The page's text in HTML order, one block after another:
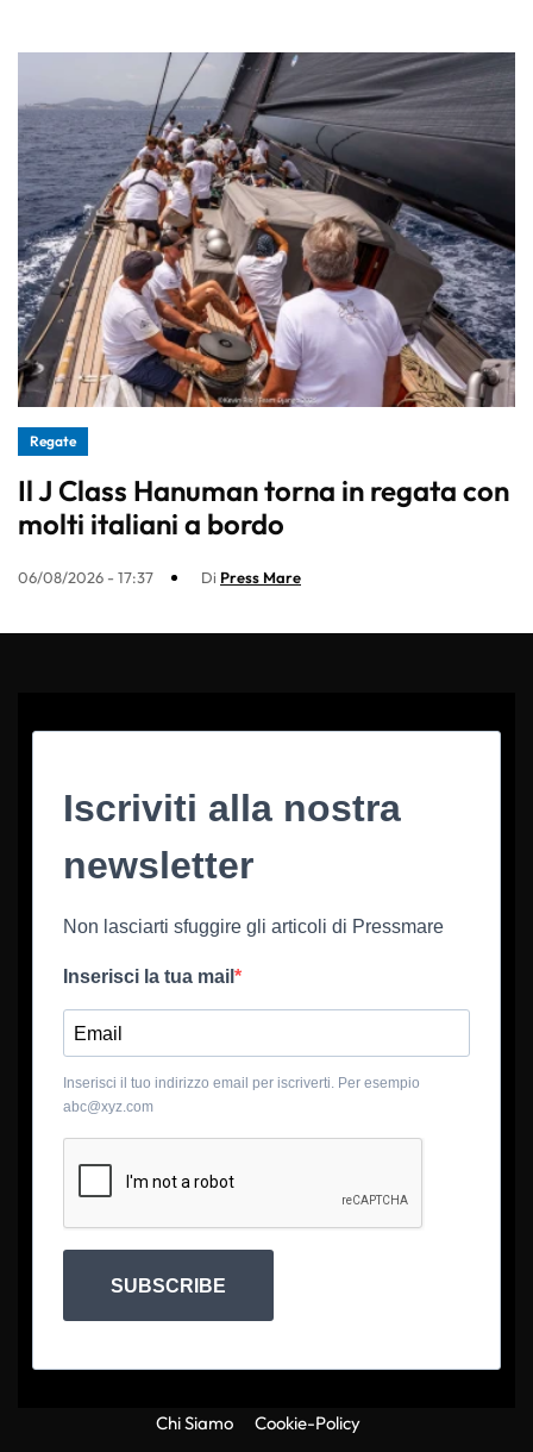
Regate
Il J Class Hanuman torna in regata con
molti italiani a bordo
06/08/2026 - 17:37 Di Press Mare
Iscriviti alla nostra
newsletter
Non lasciarti sfuggire gli articoli di Pressmare
Inserisci la tua mail
Inserisci il tuo indirizzo email per iscriverti. Per esempio
abc@xyz.com
SUBSCRIBE
Chi Siamo Cookie-Policy